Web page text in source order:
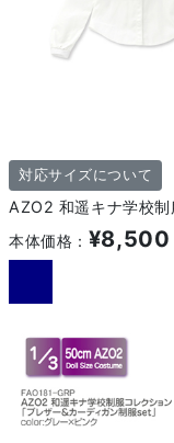
対応サイズについて
本体価格： ¥8,500